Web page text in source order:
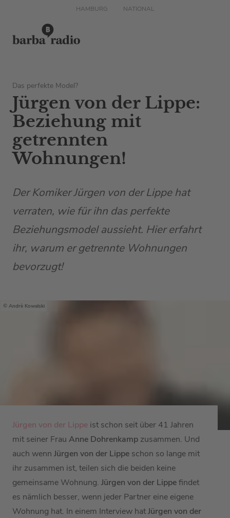
HAMBURG NATIONAL
Das perfekte Model?
Jürgen von der Lippe:
Beziehung mit
getrennten
Wohnungen!
Der Komiker Jürgen von der Lippe hat
verraten, wie für ihn das perfekte
Beziehungsmodel aussieht. Hier erfahrt
ihr, warum er getrennte Wohnungen
bevorzugt!
Andrè Kowalski
Jürgen von der Lippe ist schon seit über 41 Jahren
mit seiner Frau Anne Dohrenkamp zusammen. Und
auch wenn Jürgen von der Lippe schon so lange mit
ihr zusammen ist, teilen sich die beiden keine
gemeinsame Wohnung. Jürgen von der Lippefindet
es nämlich besser, wenn jeder Partner eine eigene
Wohnung hat. In einem Interview hatJürgen von der